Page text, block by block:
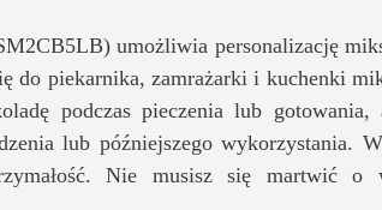
umożliwia personalizację
do piekarnika, zamrażarki i kuchenki
podczas pieczenia lub
lub późniejszego wykorzystania.
Nie musisz się martwić o